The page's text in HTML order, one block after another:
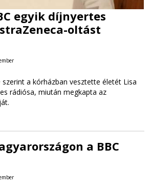
egyik díjnyertes
oltást
a kórházban vesztette életét Lisa
rádiósa, miután megkapta az
a BBC